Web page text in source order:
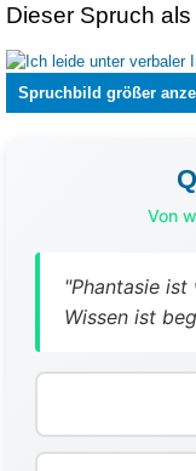
Dieser Spruch als
Spruchbild größer
Von
"Phantasie ist
Wissen ist